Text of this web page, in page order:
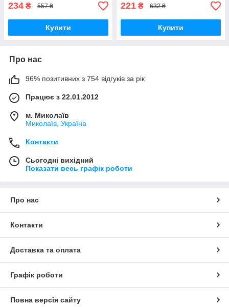
234 ₴ 557 ₴
Купити
221 ₴ 632 ₴
Купити
Про нас
96% позитивних з 754 відгуків за рік
Працює з 22.01.2012
м. Миколаїв
Миколаїв, Україна
Контакти
Сьогодні вихідний
Показати весь графік роботи
Про нас
Контакти
Доставка та оплата
Графік роботи
Повна версія сайту